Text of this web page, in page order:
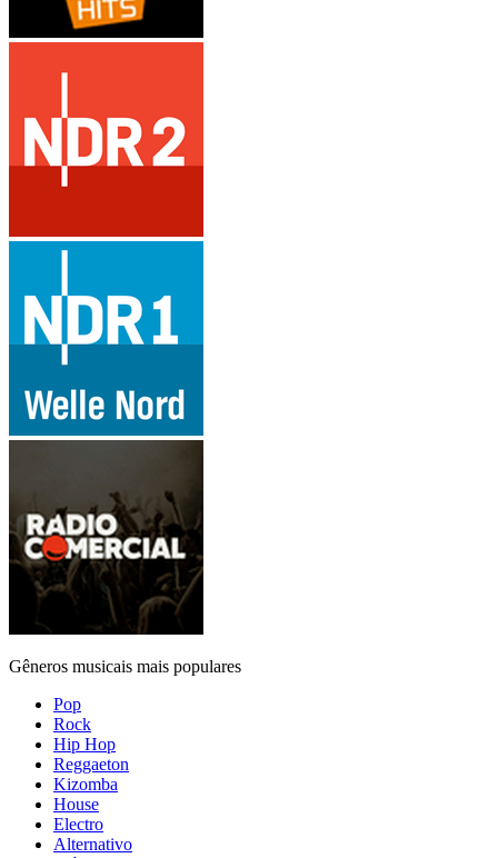
Gêneros musicais mais populares
Pop
Rock
Hip Hop
Reggaeton
Kizomba
House
Electro
Alternativo